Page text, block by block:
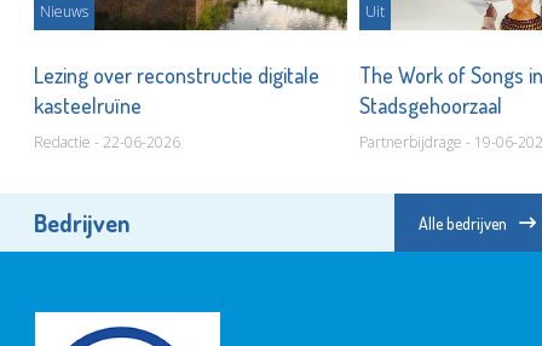
Nieuws
Lezing over reconstructie digitale
kasteelruïne
Redactie - 22-06-2026
Uit
The Work of Songs
Stadsgehoorzaal
Partnerbijdrage - 19-06-
Bedrijven Alle bedrijven